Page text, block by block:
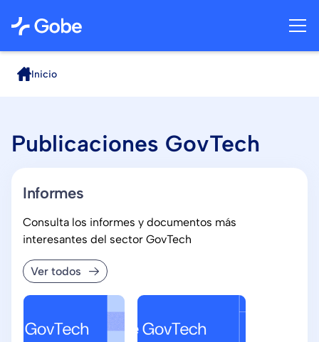
Inicio
Publicaciones GovTech
Informes
Consulta los informes y documentos más
interesantes del sector GovTech
Ver todos